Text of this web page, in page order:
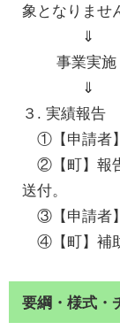
象となりませ
⇓
事業実施
⇓
３. 実績報告
①【申請者
②【町】報
送付。
③【申請者
④【町】補
要綱・様式・